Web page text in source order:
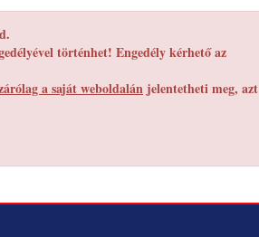
történhet! Engedély kérhető az
a saját weboldalán jelentetheti meg, azt